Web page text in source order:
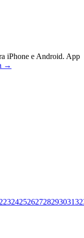
iPhone e Android. App
→
23242526272829303132